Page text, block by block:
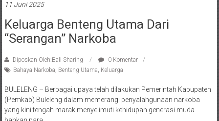
11 Juni 2025
Keluarga Benteng Utama Dari
“Serangan” Narkoba
Diposkan Oleh:Bali Sharing
0 Komentar
Bahaya Narkoba, Benteng Utama, Keluarga
BULELENG – Berbagai upaya telah dilakukan Pemerintah Kabupaten
(Pemkab) Buleleng dalam memerangi penyalahgunaan narkoba
yang kini tengah marak menyelimuti kehidupan generasi muda